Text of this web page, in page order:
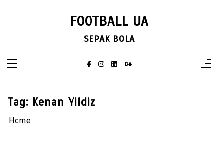
FOOTBALL UA
SEPAK BOLA
Tag: Kenan Yildiz
Home